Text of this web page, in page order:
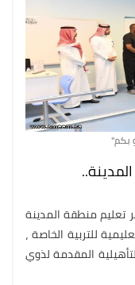
بكم"
تعليم منطقة المدينة
للتربية الخاصة ،
المقدمة لذوي